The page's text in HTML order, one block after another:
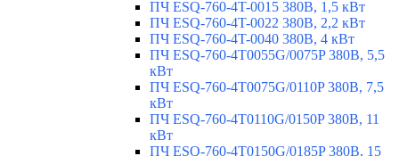
ПЧ ESQ-760-4T-0015 380В, 1,5 кВт
ПЧ ESQ-760-4T-0022 380В, 2,2 кВт
ПЧ ESQ-760-4T-0040 380В, 4 кВт
ПЧ ESQ-760-4T0055G/0075P 380В, 5,5
кВт
ПЧ ESQ-760-4T0075G/0110P 380В, 7,5
кВт
ПЧ ESQ-760-4T0110G/0150P 380В, 11
кВт
ПЧ ESQ-760-4T0150G/0185P 380В, 15